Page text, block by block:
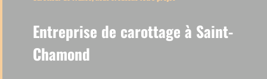
Entreprise de carottage à Saint-
Chamond